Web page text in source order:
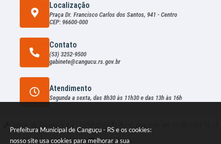
Prefeitura Municipal de Canguçu - RS e os cookies:
nosso site usa cookies para melhorar a sua
Localização
Praça Dr. Francisco Carlos dos Santos, 941 - Centro
CEP: 96600-000
Contato
(53) 3252-9500
gabinete@cangucu.rs.gov.br
Atendimento
Segunda a sexta, das 8h30 às 11h30 e das 13h às 16h
Dados Abertos